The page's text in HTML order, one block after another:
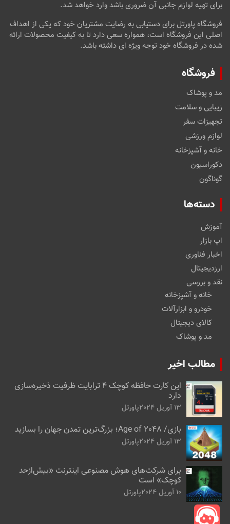
برای تهیه لوازم جانبی آن ضروری باشد وارد خواهد شد.
فروشگاه پاورتل برای دستیابی به رضایت مشتریان خود که یکی از اهداف
اصلی این فروشگاه است، همواره سعی دارد تا به کیفیت محصولات ارائه
شده در فروشگاه خود توجه ویژه ای داشته باشد.
فروشگاه
مد و پوشاک
زیبایی و سلامت
تجهیزات سفر
لوازم ورزشی
خانه و آشپزخانه
دکوراسیون
گوناگون
دسته‌ها
آموزش
اپ بازار
اخبار فناوری
ارزدیجیتال
نقد و بررسی
خانه و آشپزخانه
خودرو و ابزارآلات
کالای دیجیتال
مد و پوشاک
مطالب اخیر
این کارت حافظه کوچک ۴ ترابایت ظرفیت ذخیره‌سازی
دارد
13 آوریل 2024 پاورتل
بازی/ Age of 2048؛ بزرگ‌ترین تمدن جهان را بسازید
13 آوریل 2024 پاورتل
برای شرکت‌های هوش مصنوعی اینترنت «بیش‌از‌حد
کوچک» است
10 آوریل 2024 پاورتل